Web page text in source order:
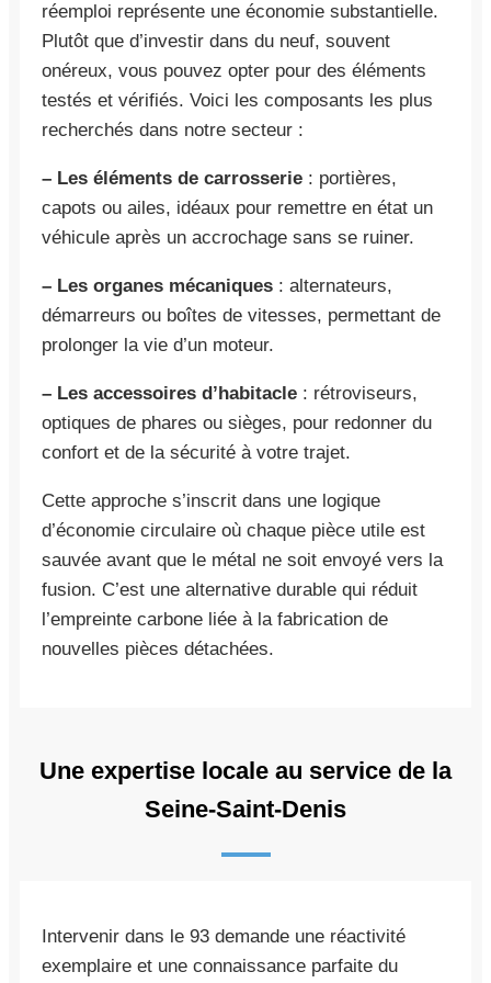
réemploi représente une économie substantielle.
Plutôt que d’investir dans du neuf, souvent
onéreux, vous pouvez opter pour des éléments
testés et vérifiés. Voici les composants les plus
recherchés dans notre secteur :
– Les éléments de carrosserie : portières,
capots ou ailes, idéaux pour remettre en état un
véhicule après un accrochage sans se ruiner.
– Les organes mécaniques : alternateurs,
démarreurs ou boîtes de vitesses, permettant de
prolonger la vie d’un moteur.
– Les accessoires d’habitacle : rétroviseurs,
optiques de phares ou sièges, pour redonner du
confort et de la sécurité à votre trajet.
Cette approche s’inscrit dans une logique
d’économie circulaire où chaque pièce utile est
sauvée avant que le métal ne soit envoyé vers la
fusion. C’est une alternative durable qui réduit
l’empreinte carbone liée à la fabrication de
nouvelles pièces détachées.
Une expertise locale au service de la
Seine-Saint-Denis
Intervenir dans le 93 demande une réactivité
exemplaire et une connaissance parfaite du